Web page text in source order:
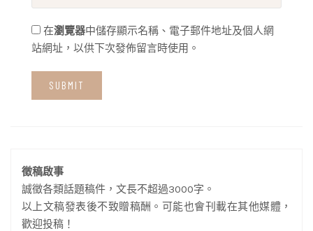
在瀏覽器中儲存顯示名稱、電子郵件地址及個人網
站網址，以供下次發佈留言時使用。
徵稿啟事
誠徵各類話題稿件，文長不超過3000字。
以上文稿發表後不致贈稿酬。可能也會刊載在其他媒體，
歡迎投稿！